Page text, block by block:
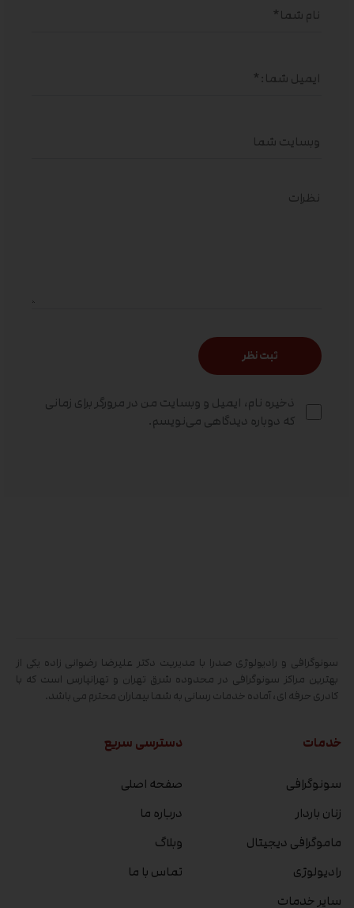
ذخیره نام، ایمیل و وبسایت من در مرورگر برای زمانی
که دوباره دیدگاهی می‌نویسم.
سونوگرافی و رادیولوژی صدرا با مدیریت دکتر علیرضا رضوانی زاده یکی از
بهترین مراکز سونوگرافی در محدوده شرق تهران و تهرانپارس است که با
کادری حرفه ای، آماده خدمات رسانی به شما بیماران محترم می باشد.
خدمات
سونوگرافی
زنان باردار
ماموگرافی دیجیتال
رادیولوژی
سایر خدمات
دسترسی سریع
صفحه اصلی
درباره ما
وبلاگ
تماس با ما